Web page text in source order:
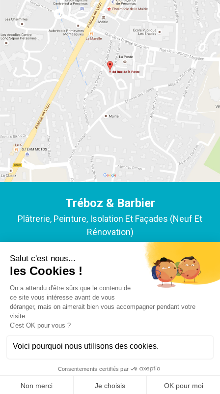
Tréboz & Barbier
Plâtrerie, Peinture, Isolation Et Façades (neuf Et
Rénovation)
ACCUEIL NOTRE EXPERTISE
NOS RÉALISATIONS
Y-PROXIMITÉ
MENTIONS LÉGALES
meilleure. En continuant votre navigation, vous acceptez